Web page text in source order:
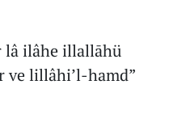
lâ ilâhe illallāhü
ve lillâhi’l-hamd”